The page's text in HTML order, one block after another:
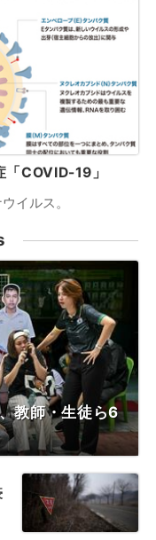
COVID-19」
イルス。
教師・生徒ら6